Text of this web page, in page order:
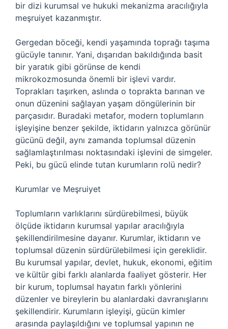
bir dizi kurumsal ve hukuki mekanizma aracılığıyla
meşruiyet kazanmıştır.
Gergedan böceği, kendi yaşamında toprağı taşıma
gücüyle tanınır. Yani, dışarıdan bakıldığında basit
bir yaratık gibi görünse de kendi
mikrokozmosunda önemli bir işlevi vardır.
Toprakları taşırken, aslında o toprakta barınan ve
onun düzenini sağlayan yaşam döngülerinin bir
parçasıdır. Buradaki metafor, modern toplumların
işleyişine benzer şekilde, iktidarın yalnızca görünür
gücünü değil, aynı zamanda toplumsal düzenin
sağlamlaştırılması noktasındaki işlevini de simgeler.
Peki, bu gücü elinde tutan kurumların rolü nedir?
Kurumlar ve Meşruiyet
Toplumların varlıklarını sürdürebilmesi, büyük
ölçüde iktidarın kurumsal yapılar aracılığıyla
şekillendirilmesine dayanır. Kurumlar, iktidarın ve
toplumsal düzenin sürdürülebilmesi için gereklidir.
Bu kurumsal yapılar, devlet, hukuk, ekonomi, eğitim
ve kültür gibi farklı alanlarda faaliyet gösterir. Her
bir kurum, toplumsal hayatın farklı yönlerini
düzenler ve bireylerin bu alanlardaki davranışlarını
şekillendirir. Kurumların işleyişi, gücün kimler
arasında paylaşıldığını ve toplumsal yapının ne